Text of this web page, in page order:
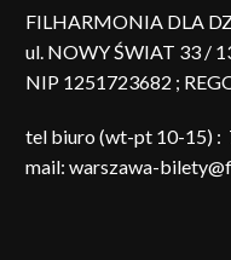
FILHARMONIA DLA
ul. NOWY ŚWIAT 33 /
NIP 1251723682 ;
tel biuro (wt-pt 10-15) :
mail: warszawa-